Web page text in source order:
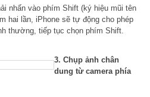
nhấn vào phím Shift (ký hiệu mũi tên
hai lần, iPhone sẽ tự động cho phép
thường, tiếp tục chọn phím Shift.
3. Chụp ảnh chân
dung từ camera phía